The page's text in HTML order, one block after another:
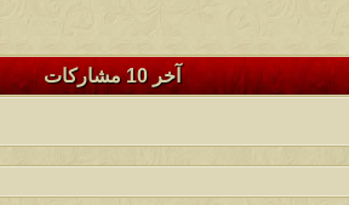
آخر 10 مشاركات